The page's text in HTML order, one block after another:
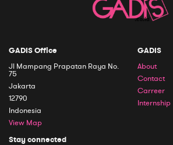
GADIS Office
Jl Mampang Prapatan Raya No.
75
Jakarta
12790
Indonesia
View Map
GADIS
About
Contact
Carreer
Internship
Stay connected